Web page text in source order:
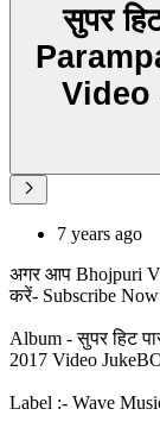
सुपर
Video
7 years ago
अगर आप Bhojpuri
करें- Subscribe
Album - सुपर हिट
2017 Video
Label :- Wave